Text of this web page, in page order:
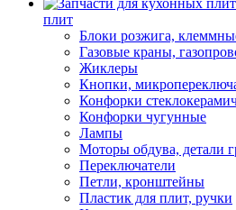
плит
Блоки розжига,
Газовые краны,
Жиклеры
Кнопки,
Конфорки
Конфорки чугунные
Лампы
Моторы обдува, детали
Переключатели
Петли, кронштейны
Пластик для плит, ручки